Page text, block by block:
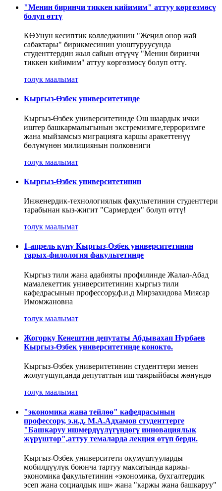
"Менин биринчи тиккен кийимим" аттуу көргөзмөсү
болуп өттү
КӨУнун кесиптик колледжинин "Жеңил өнөр жай
сабактары" бирикмесинин уюштуруусунда
студенттердин жыл сайын өтүүчү "Менин биринчи
тиккен кийимим" аттуу көргөзмөсү болуп өттү.
толук маалымат
Кыргыз-Өзбек университетинде
Кыргыз-Өзбек университетинде Ош шаардык ички
иштер башкармалыгынын экстремизмге,терроризмге
жана мыйзамсыз миграцияга каршы аракеттенүү
бөлүмүнөн милициянын полковниги
толук маалымат
Кыргыз-Өзбек университетинин
Инженердик-технологиялык факультетинин студенттери
тарабынан кыз-жигит "Сармерден" болуп өттү!
толук маалымат
1-апрель күнү Кыргыз-Өзбек университетинин
тарых-филология факультетинде
Кыргыз тили жана адабияты профилинде Жалал-Абад
мамалекеттик университетинин кыргыз тили
кафедрасынын профессору,ф.и.д Мирзахидова Миясар
Имомжановна
толук маалымат
Жогорку Кенештин депутаты Абдывахап Нурбаев
Кыргыз-Өзбек университетинде конокто.
Кыргыз-Өзбек универитетинин студенттери менен
жолугушуп,анда депутаттын иш тажрыйбасы жөнүндө
толук маалымат
"экономика жана тейлөө" кафедрасынын
профессору, э.и.д. М.А.Адхамов студенттерге
"Башкаруу ишмердүүлүгүндөгү инновациялык
жүрүштөр",аттуу темаларда лекция өтүп берди.
Кыргыз-Өзбек университети окумуштууларды
мобилдүүлүк боюнча тартуу максатында каржы-
экономика факультетинин «экономика, бухгалтердик
эсеп жана социалдык иш» жана "каржы жана башкаруу"